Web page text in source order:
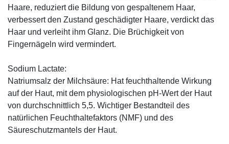
Haare, reduziert die Bildung von gespaltenem Haar,
verbessert den Zustand geschädigter Haare, verdickt das
Haar und verleiht ihm Glanz. Die Brüchigkeit von
Fingernägeln wird vermindert.
Sodium Lactate:
Natriumsalz der Milchsäure: Hat feuchthaltende Wirkung
auf der Haut, mit dem physiologischen pH-Wert der Haut
von durchschnittlich 5,5. Wichtiger Bestandteil des
natürlichen Feuchthaltefaktors (NMF) und des
Säureschutzmantels der Haut.